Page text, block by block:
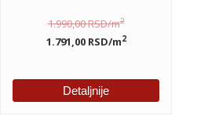
1.990,00RSD/m2
1.791,00 RSD/m2
Detaljnije